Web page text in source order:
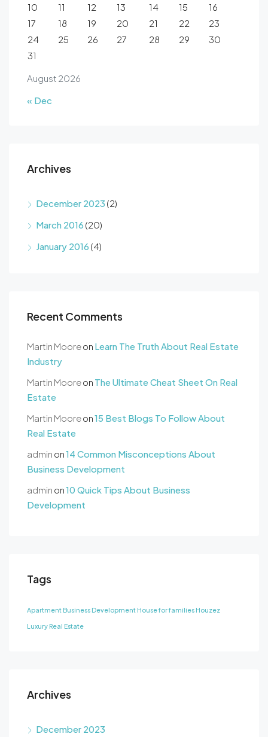
August 2026
10
11 12 13 14 15
16
17
18 19 20 21 22
23
24
25 26 27 28 29
30
31
« Dec
Archives
December 2023 (2)
March 2016 (20)
January 2016 (4)
Recent Comments
Martin Mooreon Learn The Truth About Real Estate
Industry
Martin Mooreon The Ultimate Cheat Sheet On Real
Estate
Martin Mooreon15 Best Blogs To Follow About
Real Estate
admin on14 Common Misconceptions About
Business Development
admin on10 Quick Tips About Business
Development
Tags
Apartment Business Development House for families Houzez
Luxury Real Estate
Archives
December 2023